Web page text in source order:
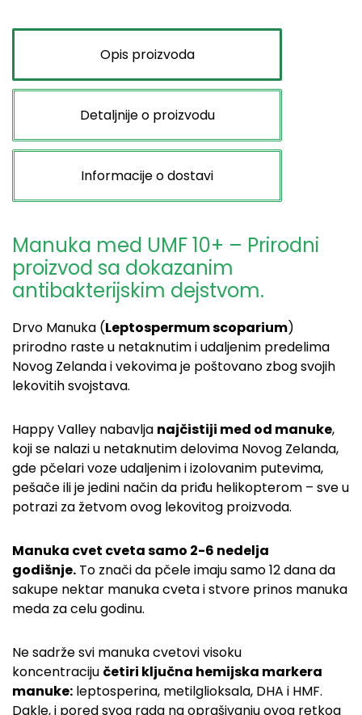
Opis proizvoda
Detaljnije o proizvodu
Informacije o dostavi
Manuka med UMF 10+ – Prirodni
proizvod sa dokazanim
antibakterijskim dejstvom.
Drvo Manuka (Leptospermum scoparium)
prirodno raste u netaknutim i udaljenim predelima
Novog Zelanda i vekovima je poštovano zbog svojih
lekovitih svojstava.
Happy Valley nabavlja najčistiji med od manuke,
koji se nalazi u netaknutim delovima Novog Zelanda,
gde pčelari voze udaljenim i izolovanim putevima,
pešače ili je jedini način da priđu helikopterom – sve u
potrazi za žetvom ovog lekovitog proizvoda.
Manuka cvet cveta samo 2-6 nedelja
godišnje. To znači da pčele imaju samo 12 dana da
sakupe nektar manuka cveta i stvore prinos manuka
meda za celu godinu.
Ne sadrže svi manuka cvetovi visoku
koncentraciju četiri ključna hemijska markera
manuke: leptosperina, metilglioksala, DHA i HMF.
Dakle, i pored svog rada na oprašivanju ovog retkog